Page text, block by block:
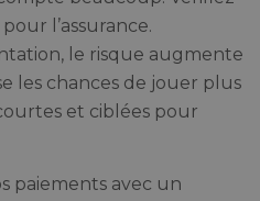
l’assurance.
le risque augmente
les chances de jouer plus
et ciblées pour
paiements avec un